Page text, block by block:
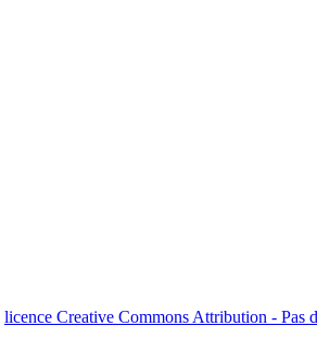
licence Creative Commons Attribution - Pas